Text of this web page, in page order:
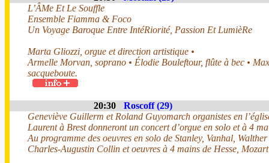
L’ÂMe Et Le Souffle
Ensemble Fiamma & Foco
Un Voyage Baroque Entre IntéRiorité, Passion Et LumièRe
Marta Gliozzi, orgue et direction artistique •
Armelle Morvan, soprano • Élodie Bouleftour, flûte à bec •
sacqueboute.
20:30
Roscoff (29)
Geneviève Guillerm et Roland Guyomarch organistes en
Laurent à Brest donneront un concert d’orgue en solo et à 4
Au programme des oeuvres en solo de Stanley, Vanhal,
Charles-Augustin Collin et oeuvres à 4 mains de Hesse,